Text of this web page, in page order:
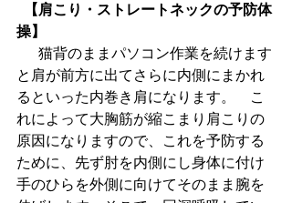
【肩こり・ストレートネックの予防体
操】
と肩が前方に出てさらに内側にまかれ
るといった内巻き肩になります。　こ
れによって大胸筋が縮こまり肩こりの
原因になりますので、これを予防する
ために、先ず肘を内側にし身体に付け
手のひらを外側に向けてそのまま腕を